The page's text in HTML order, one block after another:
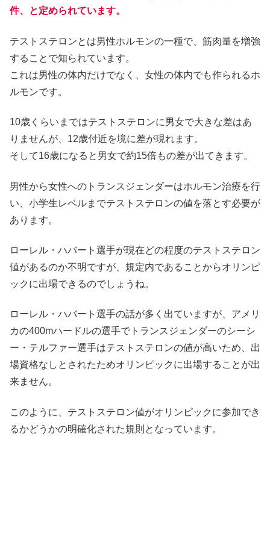
件、と定められています。
テストステロンとは男性ホルモンの一種で、筋肉量を増強
することで知られています。
これは男性の体内だけでなく、女性の体内でも作られるホ
ルモンです。
10歳くらいまではテストステロンに男女で大きな差はあ
りませんが、12歳付近を境に差が現れます。
そして16歳になると男女で約15倍もの差が出てきます。
男性から女性へのトランスジェンダーはホルモン治療を行
い、小学生レベルまでテストステロンの値を落とす必要が
あります。
ローレル・ハバート選手が現在どの程度のテストステロン
値があるのか不明ですが、規定内であることからオリンピ
ックに出場できるのでしょうね。
ローレル・ハバート選手の話が多く出ていますが、アメリ
カの400mハードルの選手でトランスジェンダーのシーシ
ー・テルファー選手はテストステロンの値が高いため、出
場資格なしとされたためオリンピックに出場することが出
来ません。
このように、テストステロン値がオリンピックに参加でき
るかどうかの明確化された規則となっています。